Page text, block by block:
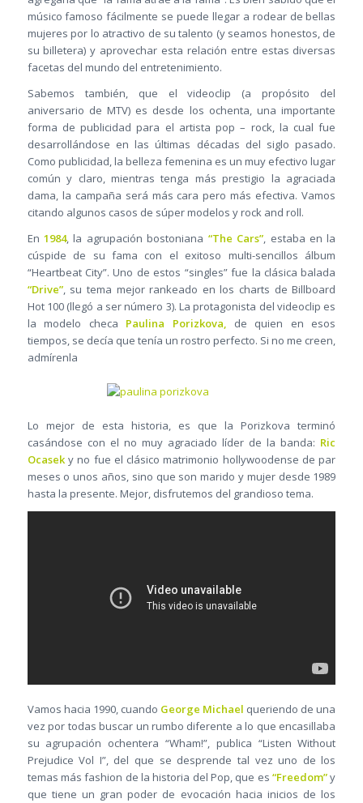
músico famoso fácilmente se puede llegar a rodear de bellas
mujeres por lo atractivo de su talento (y seamos honestos, de
su billetera) y aprovechar esta relación entre estas diversas
facetas del mundo del entretenimiento.
Sabemos también, que el videoclip (a propósito del
aniversario de MTV) es desde los ochenta, una importante
forma de publicidad para el artista pop – rock, la cual fue
desarrollándose en las últimas décadas del siglo pasado.
Como publicidad, la belleza femenina es un muy efectivo lugar
común y claro, mientras tenga más prestigio la agraciada
dama, la campaña será más cara pero más efectiva. Vamos
citando algunos casos de súper modelos y rock and roll.
En1984, la agrupación bostoniana “The Cars”, estaba en la
cúspide de su fama con el exitoso multi-sencillos álbum
“Heartbeat City”. Uno de estos “singles” fue la clásica balada
“Drive”, su tema mejor rankeado en los charts de Billboard
Hot 100 (llegó a ser número 3). La protagonista del videoclip es
la modelo checa Paulina Porizkova, de quien en esos
tiempos, se decía que tenía un rostro perfecto. Si no me creen,
admírenla
Lo mejor de esta historia, es que la Porizkova terminó
casándose con el no muy agraciado líder de la banda: Ric
Ocaseky no fue el clásico matrimonio hollywoodense de par
meses o unos años, sino que son marido y mujer desde 1989
hasta la presente. Mejor, disfrutemos del grandioso tema.
Vamos hacia 1990, cuando George Michael queriendo de una
vez por todas buscar un rumbo diferente a lo que encasillaba
su agrupación ochentera “Wham!”, publica “Listen Without
Prejudice Vol I”, del que se desprende tal vez uno de los
temas más fashion de la historia del Pop, que es “Freedom”y
que tiene un gran poder de evocación hacia inicios de los